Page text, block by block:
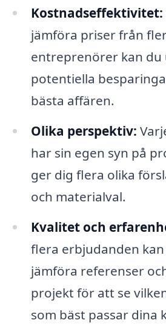
Kostnadseffektivitet:
jämföra priser från
entreprenörer kan du
potentiella
bästa affären.
Olika perspektiv:
har sin egen syn på
ger dig flera olika
och materialval.
Kvalitet och
flera erbjudanden
jämföra referenser
projekt för att se
som bäst passar dina